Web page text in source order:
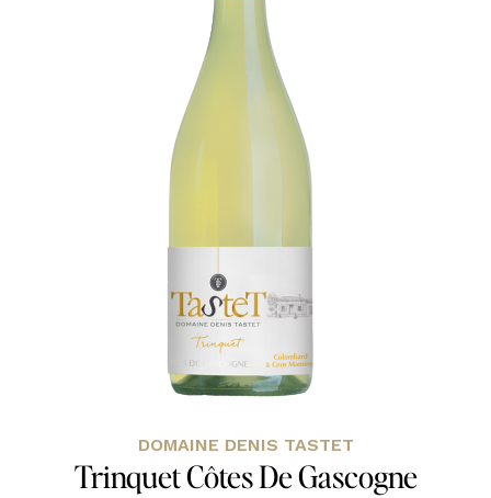
DOMAINE DENIS TASTET
Trinquet Côtes De Gascogne